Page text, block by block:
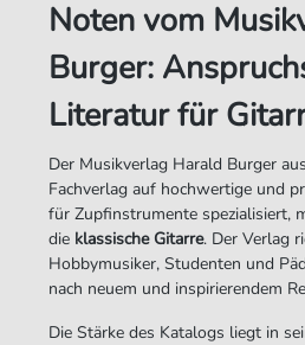
Noten vom
Burger:
Literatur für
Der Musikverlag Harald Burger
Fachverlag auf hochwertige und
für Zupfinstrumente spezialisiert,
die klassische Gitarre. Der Verlag
Hobbymusiker, Studenten und
nach neuem und inspirierendem
Die Stärke des Katalogs liegt in